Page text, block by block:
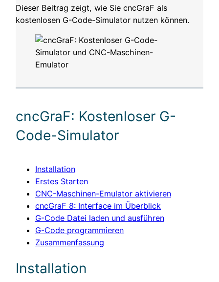
Dieser Beitrag zeigt, wie Sie cncGraF als
kostenlosen G-Code-Simulator nutzen können.
cncGraF: Kostenloser G-
Code-Simulator
Installation
Erstes Starten
CNC-Maschinen-Emulator aktivieren
cncGraF 8: Interface im Überblick
G-Code Datei laden und ausführen
G-Code programmieren
Zusammenfassung
Installation